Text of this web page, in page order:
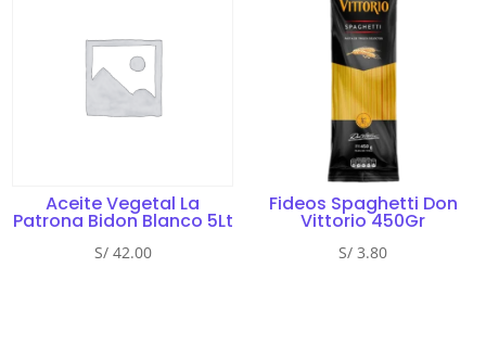
Aceite Vegetal La
Patrona Bidon Blanco 5Lt
S/42.00
Fideos Spaghetti Don
Vittorio 450Gr
S/ 3.80